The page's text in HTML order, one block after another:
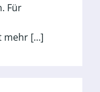
Für
mehr […]